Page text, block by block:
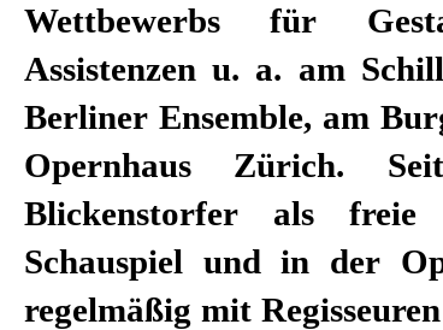
Wettbewerbs für
Assistenzen u. a. am
Berliner Ensemble, am
Opernhaus Zürich.
Blickenstorfer als freie
Schauspiel und in der
regelmäßig mit
an die
Main, Stuttgart,
München, Leipzig sowie
die Theater Basel und
Luzerner Theater. Mit
sie eine langjährige
Sabine Blickenstorfer